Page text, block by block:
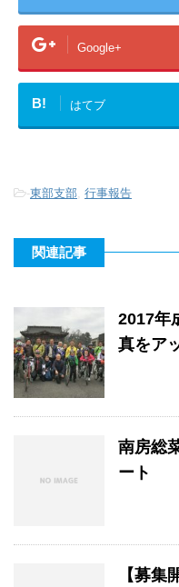
Google+
B! はてブ
-東部支部, 行事報告
関連記事
2017年
真をア
南房総
ート
【募集